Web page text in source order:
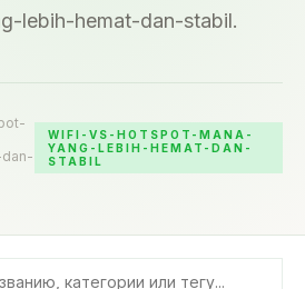
lebih-hemat-dan-stabil.
WIFI-VS-HOTSPOT-MANA-
YANG-LEBIH-HEMAT-DAN-
STABIL